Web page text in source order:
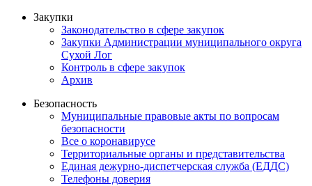
Закупки
Законодательство в сфере закупок
Закупки Администрации муниципального округа
Сухой Лог
Контроль в сфере закупок
Архив
Безопасность
Муниципальные правовые акты по вопросам
безопасности
Все о коронавирусе
Территориальные органы и представительства
Единая дежурно-диспетчерская служба (ЕДДС)
Телефоны доверия